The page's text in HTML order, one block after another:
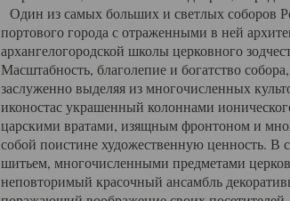
Один из самых больших и светлых соборов
портового города с отраженными в ней
архангелогородской школы церковного
Масштабность, благолепие и богатство
заслуженно выделяя из многочисленных
иконостас украшенный колоннами
царскими вратами, изящным фронтоном и
собой поистине художественную ценность.
шитьем, многочисленными предметами
неповторимый красочный ансамбль